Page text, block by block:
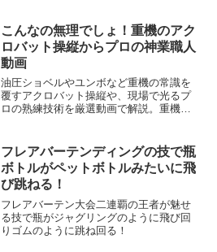
こんなの無理でしょ！重機のアク
ロバット操縦からプロの神業職人
動画
油圧ショベルやユンボなど重機の常識を
覆すアクロバット操縦や、現場で光るプ
ロの熟練技術を厳選動画で解説。重機の
フレアバーテンディングの技で瓶
ボトルがペットボトルみたいに飛
び跳ねる！
フレアバーテン大会二連覇の王者が魅せ
る技で瓶がジャグリングのように飛び回
りゴムのように跳ね回る！